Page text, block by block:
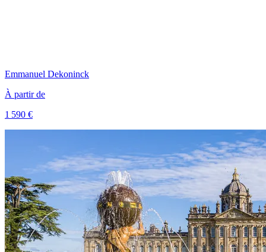
Emmanuel Dekoninck
À partir de
1 590 €